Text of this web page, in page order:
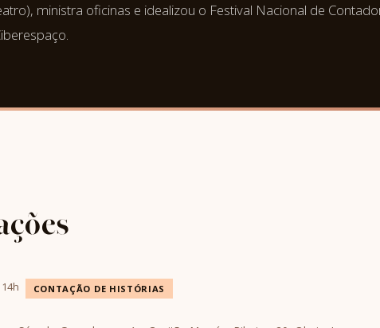
ministra oficinas e idealizou o Festival Nacional de
14h CONTAÇÃO DE HISTÓRIAS